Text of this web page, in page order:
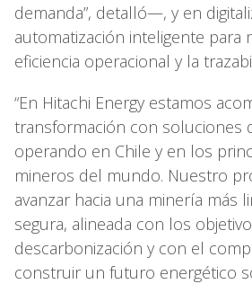
demanda”, detalló—, y en
automatización inteligente para
eficiencia operacional y la
“En Hitachi Energy estamos
transformación con soluciones
operando en Chile y en los
mineros del mundo. Nuestro
avanzar hacia una minería más
segura, alineada con los
descarbonización y con el
construir un futuro energético